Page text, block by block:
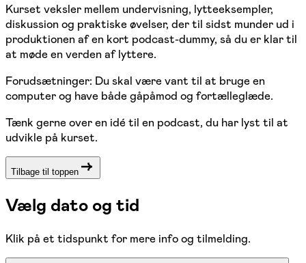
Kurset veksler mellem undervisning, lytteeksempler,
diskussion og praktiske øvelser, der til sidst munder ud i
produktionen af en kort podcast-dummy, så du er klar til
at møde en verden af lyttere.
Forudsætninger: Du skal være vant til at bruge en
computer og have både gåpåmod og fortælleglæde.
Tænk gerne over en idé til en podcast, du har lyst til at
udvikle på kurset.
Tilbage til toppen
Vælg dato og tid
Klik på et tidspunkt for mere info og tilmelding.